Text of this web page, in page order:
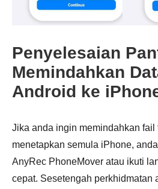
Penyelesaian
Memindahkan
Android ke
Jika anda ingin memindahkan fail
menetapkan semula iPhone,
AnyRec PhoneMover atau ikuti
cepat. Sesetengah perkhidmatan